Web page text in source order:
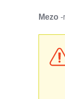
Mezo -